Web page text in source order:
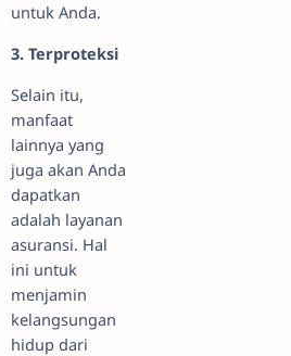
untuk Anda.
3. Terproteksi
Selain itu,
manfaat
lainnya yang
juga akan Anda
dapatkan
adalah layanan
asuransi. Hal
ini untuk
menjamin
kelangsungan
hidup dari